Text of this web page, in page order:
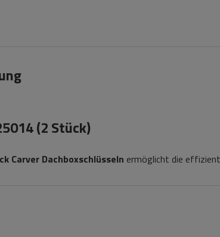
(2 Stück)
Carver Dachboxschlüsseln ermöglicht die